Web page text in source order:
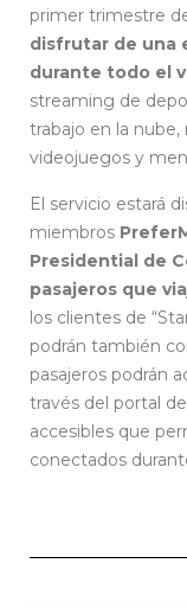
primer trimestre
disfrutar de una
durante todo el
streaming de
trabajo en la
videojuegos y
El servicio estará
miembros
Presidential de
pasajeros que
los clientes de
podrán también
pasajeros podrán
través del portal
accesibles que
conectados